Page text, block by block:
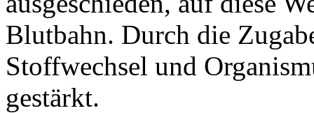
Blutbahn. Durch die
Stoffwechsel und
gestärkt.